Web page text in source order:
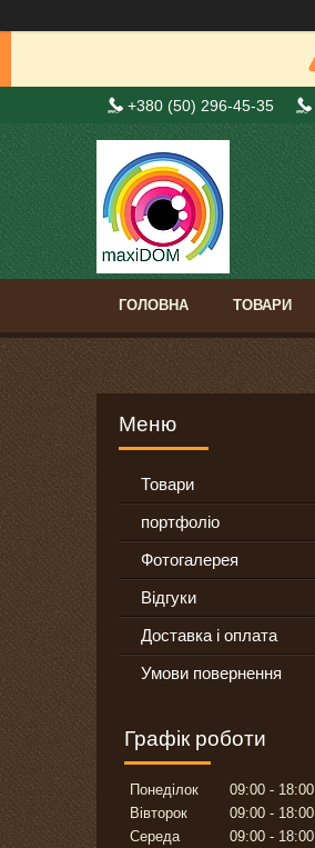
+380 (50) 296-45-35
ГОЛОВНА ТОВАРИ
Товари
портфоліо
Фотогалерея
Відгуки
Доставка і оплата
Умови повернення
Графік роботи
Понеділок 09:00
18:00
Вівторок
09:00
18:00
Середа
09:00
18:00